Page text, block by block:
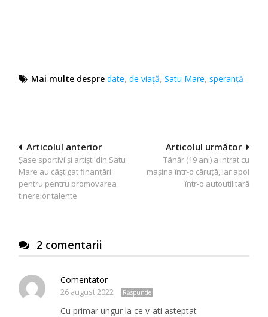
Mai multe despre date,de viață,Satu Mare,speranță
Navigare
în
articole
Articolul următor
Tânăr (19 ani) a intrat cu
mașina într-o căruță, iar apoi
într-o autoutilitară
Articolul anterior
Șase sportivi și artiști din Satu
Mare au câștigat finanţări
pentru pentru promovarea
tinerelor talente
2 comentarii
Comentator
26 august 2022 Răspunde
Cu primar ungur la ce v-ati asteptat